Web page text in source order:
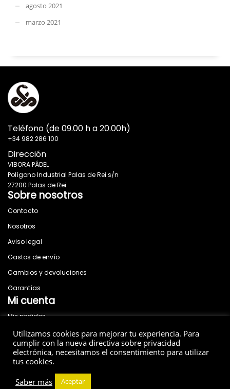
agosto 2021
marzo 2021
Teléfono (de 09.00 h a 20.00h)
+34 982 286 100
Dirección
VIBORA PÁDEL
Polígono Industrial Palas de Rei s/n
27200 Palas de Rei
Sobre nosotros
Contacto
Nosotros
Aviso legal
Gastos de envío
Cambios y devoluciones
Garantías
Mi cuenta
Mis pedidos
News
Social
Utilizamos cookies para mejorar tu experiencia. Para
cumplir con la nueva directiva sobre privacidad
electrónica, necesitamos el consentimiento para utilizar
tus cookies.
Saber más
Aceptar